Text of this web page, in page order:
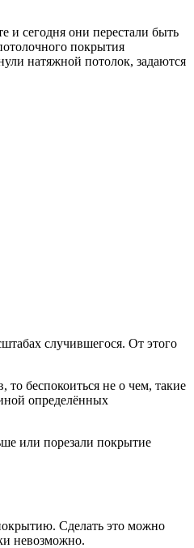
и сегодня они перестали быть
покрытия
натяжной потолок, задаются
случившегося. От этого
беспокоиться не о чем, такие
определённых
или порезали покрытие
Сделать это можно
невозможно.